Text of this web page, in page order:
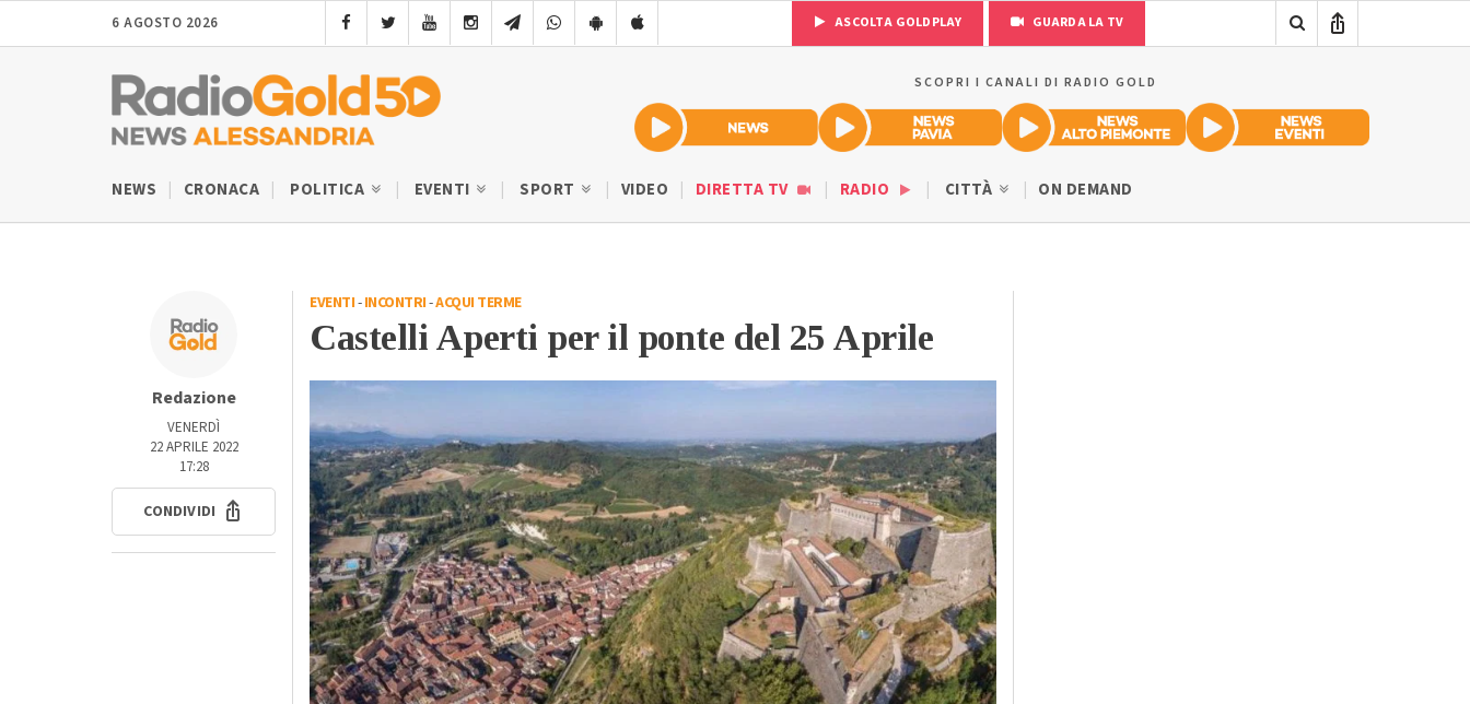
6 AGOSTO 2026 ASCOLTA GOLDPLAY GUARDA LA TV
SCOPRI I CANALI DI RADIO GOLD
NEWS CRONACA POLITICA EVENTI SPORT VIDEO DIRETTA TV RADIO CITTÀ ON DEMAND
Redazione
VENERDÌ
22 APRILE 2022
17:28
CONDIVIDI
EVENTI-INCONTRI-ACQUI TERME
Castelli Aperti per il ponte del 25 Aprile